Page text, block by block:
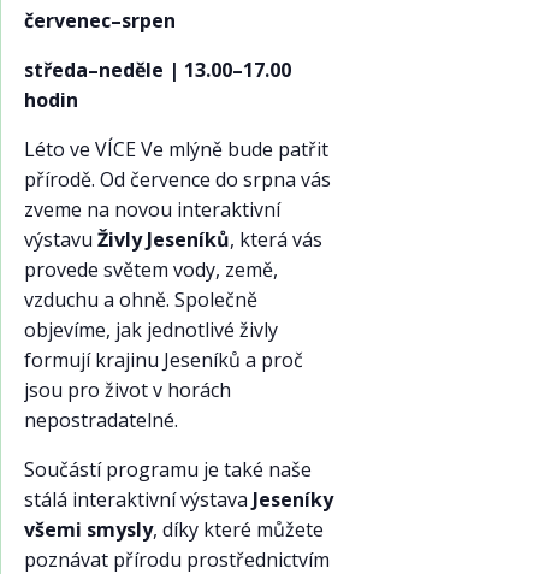
červenec–srpen
středa–neděle | 13.00–17.00
hodin
Léto ve VÍCE Ve mlýně bude patřit
přírodě. Od července do srpna vás
zveme na novou interaktivní
výstavu Živly Jeseníků, která vás
provede světem vody, země,
vzduchu a ohně. Společně
objevíme, jak jednotlivé živly
formují krajinu Jeseníků a proč
jsou pro život v horách
nepostradatelné.
Součástí programu je také naše
stálá interaktivní výstava Jeseníky
všemi smysly, díky které můžete
poznávat přírodu prostřednictvím